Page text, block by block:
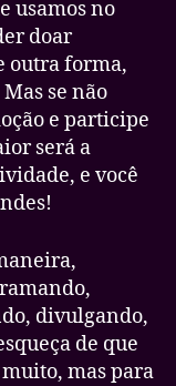
usamos no
doar
outra forma,
se não
e participe
será a
e você
divulgando,
de que
mas para